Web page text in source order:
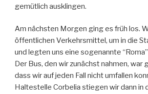
gemütlich ausklingen.
Am nächsten Morgen ging es früh los.
öffentlichen Verkehrsmittel, um in die
und legten uns eine sogenannte
Der Bus, den wir zunächst nahmen, war
dass wir auf jeden Fall nicht umfallen
Haltestelle Corbelia stiegen wir dann in